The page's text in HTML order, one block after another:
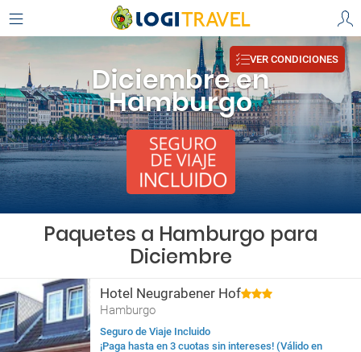
Diciembre en
Hamburgo
VER CONDICIONES
Paquetes a Hamburgo para
Diciembre
Hotel Neugrabener Hof
Hamburgo
Seguro de Viaje Incluido
¡Paga hasta en 3 cuotas sin intereses! (Válido en